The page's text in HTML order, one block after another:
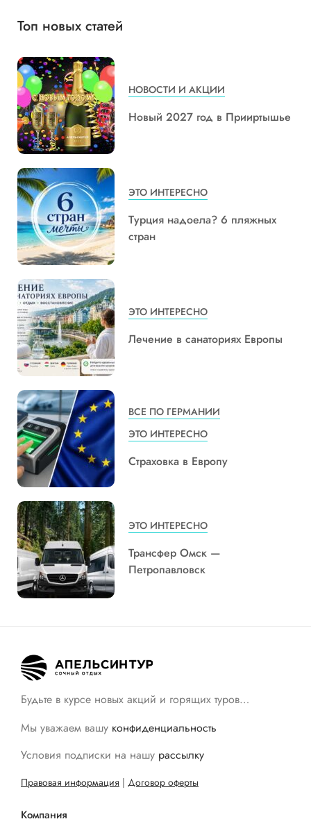
Топ новых статей
НОВОСТИ И АКЦИИ
Новый 2027 год в Прииртышье
ЭТО ИНТЕРЕСНО
Турция надоела? 6 пляжных
стран
ЭТО ИНТЕРЕСНО
Лечение в санаториях Европы
ВСЕ ПО ГЕРМАНИИ
ЭТО ИНТЕРЕСНО
Страховка в Европу
ЭТО ИНТЕРЕСНО
Трансфер Омск —
Петропавловск
Будьте в курсе новых акций и горящих туров…
Мы уважаем вашу конфиденциальность
Условия подписки на нашу рассылку
Правовая информация | Договор оферты
Компания